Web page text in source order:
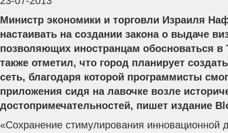
Министр экономики и торговли Израиля
настаивать на создании закона о выдаче
позволяющих иностранцам обосноваться в
также отметил, что город планирует
сеть, благодаря которой программисты
приложения сидя на лавочке возле
достопримечательностей, пишет издание
«Сохранение стимулирования инновационной